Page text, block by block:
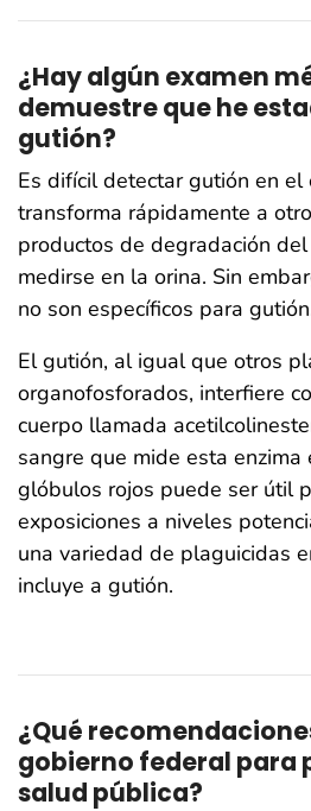
¿Hay algún examen
demuestre que he
gutión?
Es difícil detectar gutión en el
transforma rápidamente a
productos de degradación
medirse en la orina. Sin
no son específicos para
El gutión, al igual que otros
organofosforados, interfiere
cuerpo llamada
sangre que mide esta
glóbulos rojos puede ser útil
exposiciones a niveles
una variedad de plaguicidas
incluye a gutión.
¿Qué
gobierno federal para
salud pública?